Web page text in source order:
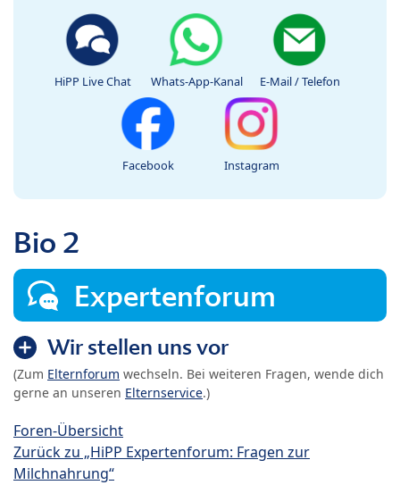
HiPP Live Chat Whats-App-Kanal E-Mail / Telefon
Facebook Instagram
Bio 2
Expertenforum
Wir stellen uns vor
(Zum Elternforum wechseln. Bei weiteren Fragen, wende dich
gerne an unseren Elternservice.)
Foren-Übersicht
Zurück zu „HiPP Expertenforum: Fragen zur
Milchnahrung“